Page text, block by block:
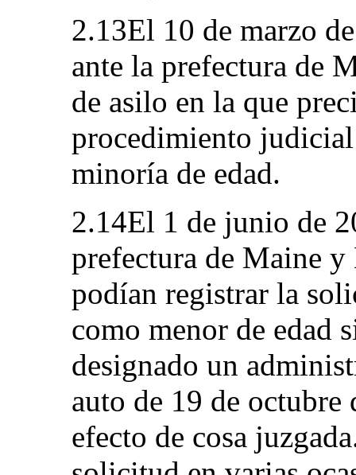
2.13El 10 de marzo
ante la prefectura de
de asilo en la que
procedimiento
minoría de edad.
2.14El 1 de junio de
prefectura de Maine
podían registrar la
como menor de edad
designado un
auto de 19 de octubre
efecto de cosa